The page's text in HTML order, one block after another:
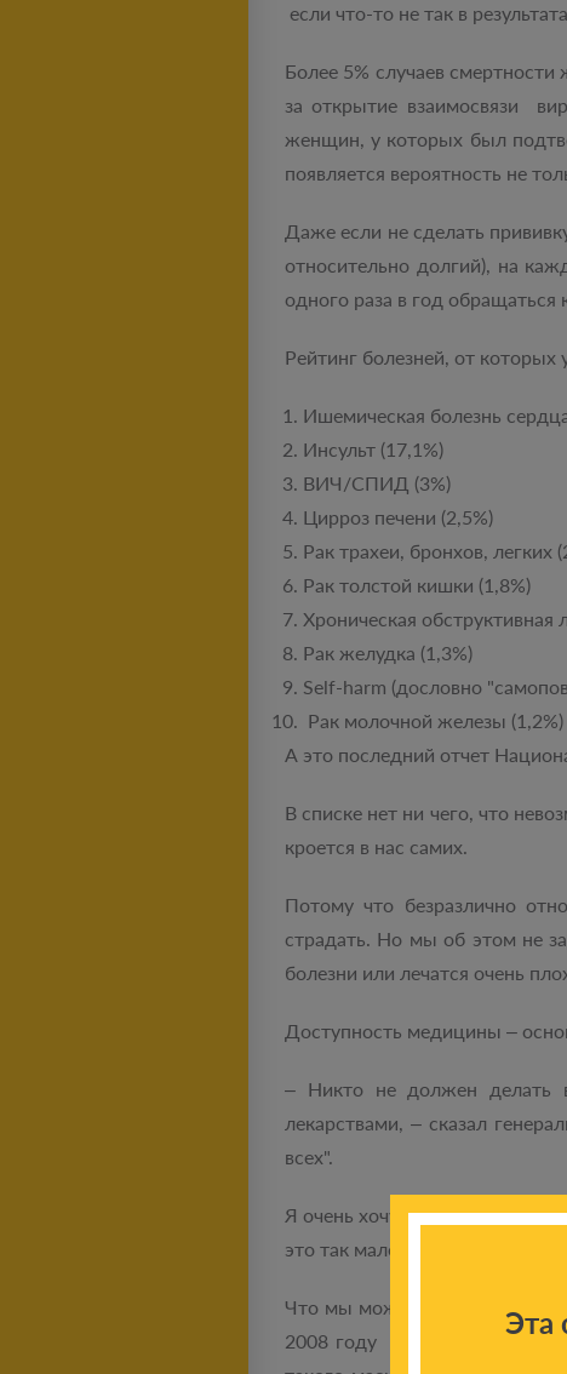
если что-то не так в
Более 5% случаев
за открытие взаимосвязи
женщин, у которых был
появляется вероятность не
Даже если не сделать
относительно долгий), на
одного раза в год
Рейтинг болезней, от
Ишемическая болезнь
Инсульт (17,1%)
ВИЧ/СПИД (3%)
Цирроз печени (2,5%)
Рак трахеи, бронхов, легких
Рак толстой кишки (1,8%)
Хроническая обструктивная
Рак желудка (1,3%)
Self-harm (дословно
Рак молочной железы (1,2%)
А это последний отчет
В списке нет ни чего, что
кроется в нас самих.
Потому что безразлично
страдать. Но мы об этом не
болезни или лечатся очень
Доступность медицины –
– Никто не должен делать
лекарствами, – сказал
всех".
Я очень хочу, чтобы точно
это так мало, что даже не
Что мы можем сделать в
2008 году запустил
Эта